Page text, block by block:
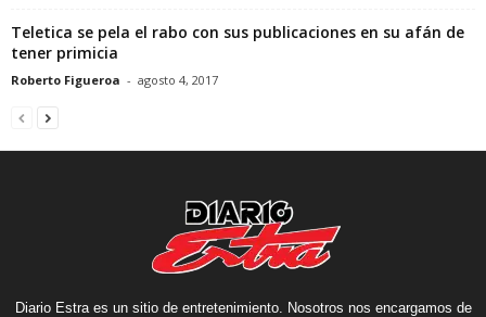
Teletica se pela el rabo con sus publicaciones en su afán de
tener primicia
Roberto Figueroa - agosto 4, 2017
Diario Estra es un sitio de entretenimiento. Nosotros nos encargamos de